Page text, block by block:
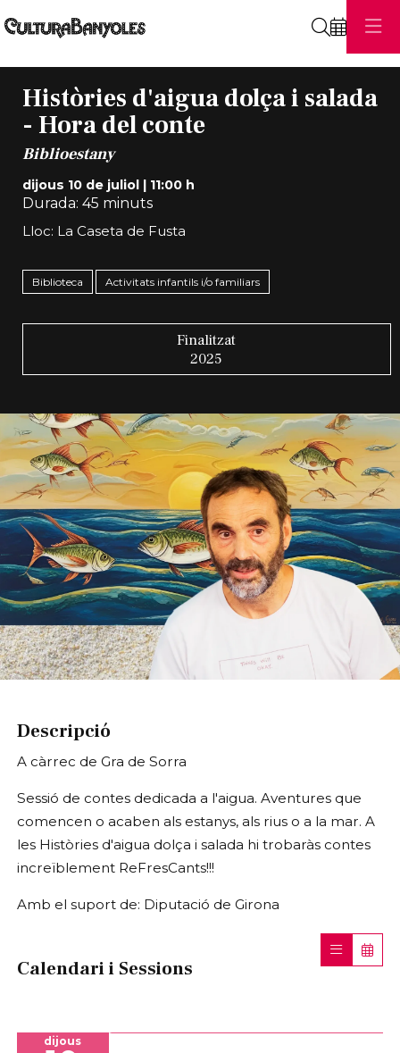
Històries d'aigua dolça i salada
- Hora del conte
Biblioestany
dijous 10 de juliol| 11:00 h
Durada: 45 minuts
Lloc: La Caseta de Fusta
Biblioteca Activitats infantils i/o familiars
Finalitzat
2025
Descripció
A càrrec de Gra de Sorra
Sessió de contes dedicada a l'aigua. Aventures que
comencen o acaben als estanys, als rius o a la mar. A
les Històries d'aigua dolça i salada hi trobaràs contes
increïblement ReFresCants!!!
Amb el suport de: Diputació de Girona
Calendari i Sessions
dijous